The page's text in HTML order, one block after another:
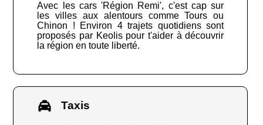
Avec les cars 'Région Remi', c'est cap sur
les villes aux alentours comme Tours ou
Chinon ! Environ 4 trajets quotidiens sont
proposés par Keolis pour t'aider à découvrir
la région en toute liberté.
Taxis